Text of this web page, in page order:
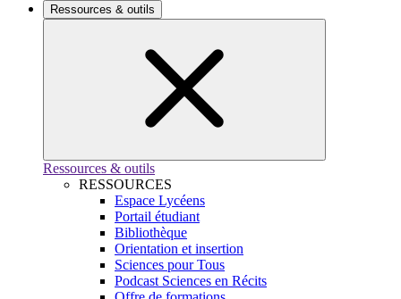
Ressources & outils
Ressources & outils
RESSOURCES
Espace Lycéens
Portail étudiant
Bibliothèque
Orientation et insertion
Sciences pour Tous
Podcast Sciences en Récits